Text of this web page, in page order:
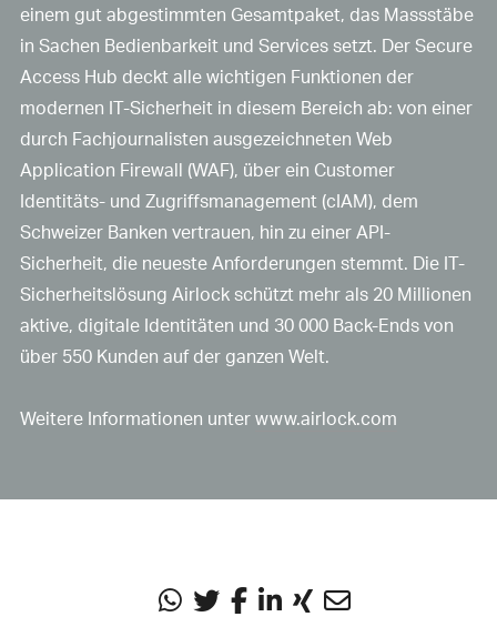
einem gut abgestimmten Gesamtpaket, das Massstäbe
in Sachen Bedienbarkeit und Services setzt. Der Secure
Access Hub deckt alle wichtigen Funktionen der
modernen IT-Sicherheit in diesem Bereich ab: von einer
durch Fachjournalisten ausgezeichneten Web
Application Firewall (WAF), über ein Customer
Identitäts- und Zugriffsmanagement (cIAM), dem
Schweizer Banken vertrauen, hin zu einer API-
Sicherheit, die neueste Anforderungen stemmt. Die IT-
Sicherheitslösung Airlock schützt mehr als 20 Millionen
aktive, digitale Identitäten und 30 000 Back-Ends von
über 550 Kunden auf der ganzen Welt.
Weitere Informationen unterwww.airlock.com